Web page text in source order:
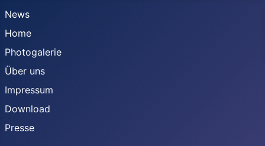
News
Home
Photogalerie
Über uns
Impressum
Download
Presse